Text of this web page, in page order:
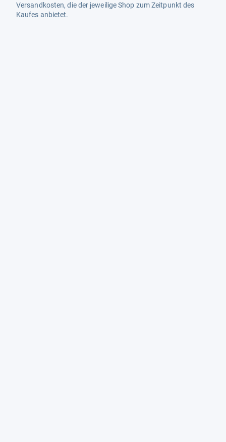
Versandkosten, die der jeweilige Shop zum Zeitpunkt des
Kaufes anbietet.